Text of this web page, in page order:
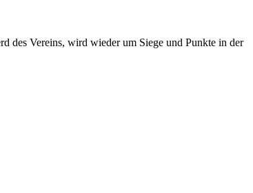
des Vereins, wird wieder um Siege und Punkte in der